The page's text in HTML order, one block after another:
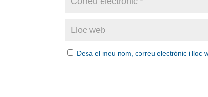
Desa el meu nom, correu electrònic i lloc